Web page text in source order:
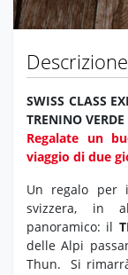
Descrizione
SWISS CLASS
TRENINO
Regalate un
viaggio di due
Un regalo per
svizzera, in
panoramico: il
delle Alpi
Thun.
Si